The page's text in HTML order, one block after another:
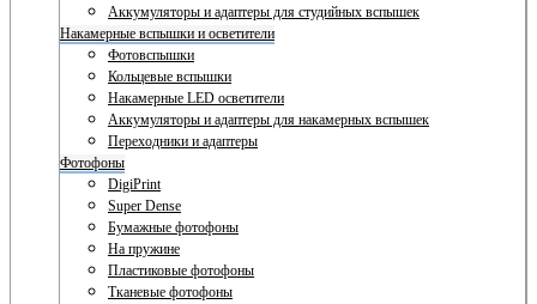
Аккумуляторы и адаптеры для студийных вспышек
Накамерные вспышки и осветители
Фотовспышки
Кольцевые вспышки
Накамерные LED осветители
Аккумуляторы и адаптеры для накамерных вспышек
Переходники и адаптеры
Фотофоны
DigiPrint
Super Dense
Бумажные фотофоны
На пружине
Пластиковые фотофоны
Тканевые фотофоны